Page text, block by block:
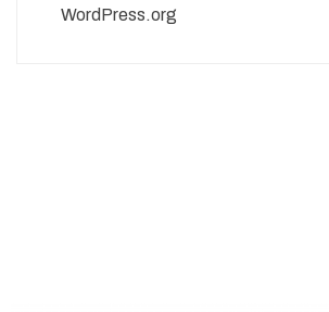
WordPress.org